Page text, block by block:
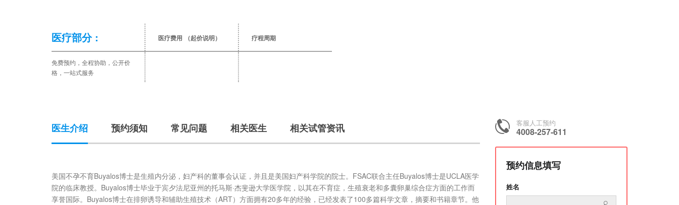
医疗部分 : 医疗费用 （起价说明） 疗程周期
免费预约，全程协助，公开价
格，一站式服务
医生介绍 预约须知 常见问题 相关医生 相关试管资讯
美国不孕不育Buyalos博士是生殖内分泌，妇产科的董事会认证，并且是美国妇产科学院的院士。FSAC联合主任Buyalos博士是UCLA医学
院的临床教授。Buyalos博士毕业于宾夕法尼亚州的托马斯·杰斐逊大学医学院，以其在不育症，生殖衰老和多囊卵巢综合症方面的工作而
享誉国际。Buyalos博士在排卵诱导和辅助生殖技术（ART）方面拥有20多年的经验，已经发表了100多篇科学文章，摘要和书籍章节。他
客服人工预约
4008-257-611
预约信息填写
姓名